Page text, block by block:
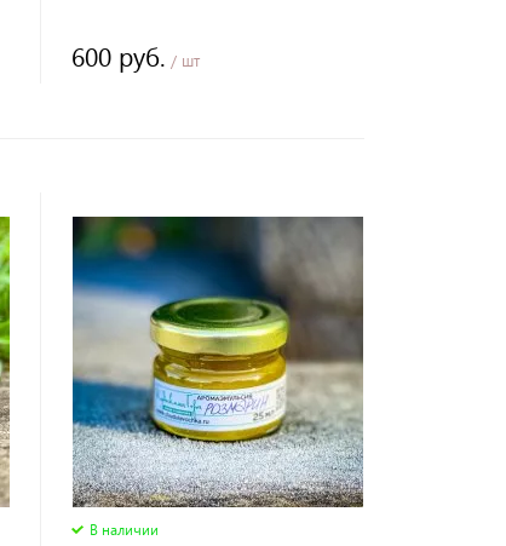
600 руб. / шт
В наличии